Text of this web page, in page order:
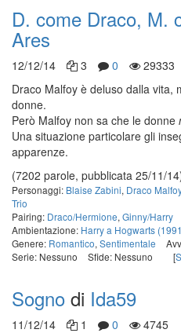
D. come Draco, M.
Ares
12/12/14 3 0 29333
Draco Malfoy è deluso dalla vita,
donne.
Però Malfoy non sa che le donne
Una situazione particolare gli
apparenze.
(7202 parole, pubblicata 25/11/
Personaggi: Blaise Zabini, Draco Malfoy
Trio
Pairing: Draco/Hermione, Ginny/Harry
Ambientazione: Harry a Hogwarts
Genere: Romantico, Sentimentale
Serie: Nessuno
Sfide: Nessuno [
Sogno di Ida59
11/12/14 1 0 4745